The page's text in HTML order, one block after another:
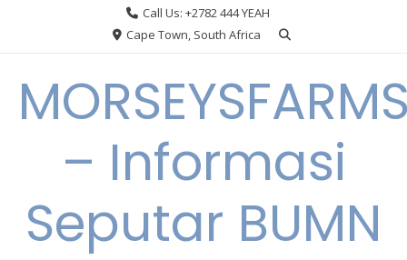
Call Us: +2782 444 YEAH
Cape Town, South Africa
– Informasi
Seputar BUMN